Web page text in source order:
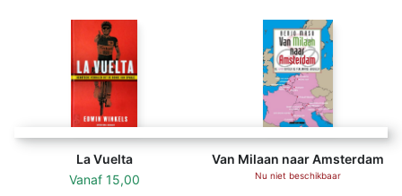
La Vuelta
Vanaf 15,00
Van Milaan naar Amsterdam
Nu niet beschikbaar